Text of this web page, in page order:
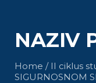
NAZIV
Home / II ciklus
SIGURNOSNOM